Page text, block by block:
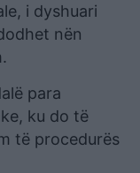
i dyshuari
nën
para
ku do të
të procedurës